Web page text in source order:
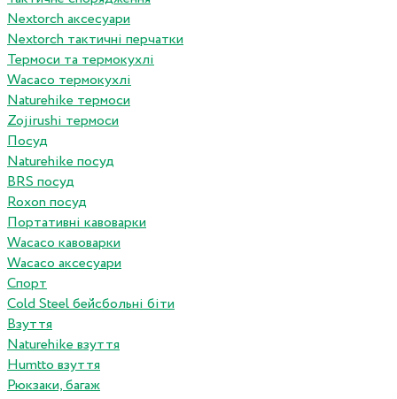
Nextorch аксесуари
Nextorch тактичні перчатки
Термоси та термокухлі
Wacaco термокухлі
Naturehike термоси
Zojirushi термоси
Посуд
Naturehike посуд
BRS посуд
Roxon посуд
Портативні кавоварки
Wacaco кавоварки
Wacaco аксесуари
Спорт
Cold Steel бейсбольні біти
Взуття
Naturehike взуття
Humtto взуття
Рюкзаки, багаж